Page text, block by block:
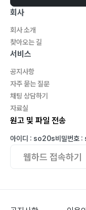
회사
회사 소개
찾아오는 길
서비스
공지사항
자주 묻는 질문
채팅 상담하기
자료실
원고 및 파일 전송
아이디 : so20s비밀번호
웹하드 접속하기